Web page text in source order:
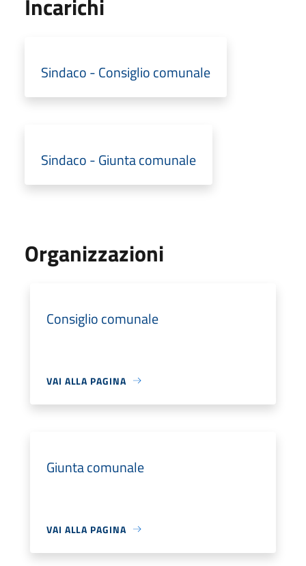
Incarichi
Sindaco - Consiglio comunale
Sindaco - Giunta comunale
Organizzazioni
Consiglio comunale
VAI ALLA PAGINA
Giunta comunale
VAI ALLA PAGINA